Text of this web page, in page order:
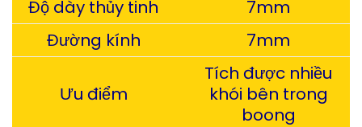
Độ dày thủy tinh
7mm
Đường kính
7mm
Ưu điểm
Tích được nhiều
khói bên trong
boong